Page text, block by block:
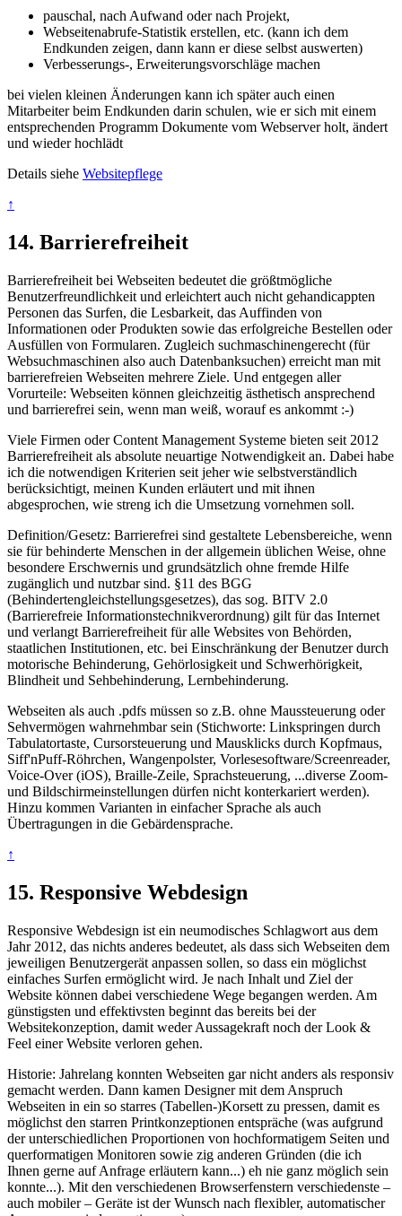
pauschal, nach Aufwand oder nach Projekt,
Webseitenabrufe-Statistik erstellen, etc. (kann ich dem
Endkunden zeigen, dann kann er diese selbst auswerten)
Verbesserungs-, Erweiterungsvorschläge machen
bei vielen kleinen Änderungen kann ich später auch einen
Mitarbeiter beim Endkunden darin schulen, wie er sich mit einem
entsprechenden Programm Dokumente vom Webserver holt, ändert
und wieder hochlädt
Details siehe Websitepflege
↑
14. Barrierefreiheit
Barrierefreiheit bei Webseiten bedeutet die größtmögliche
Benutzerfreundlichkeit und erleichtert auch nicht gehandicappten
Personen das Surfen, die Lesbarkeit, das Auffinden von
Informationen oder Produkten sowie das erfolgreiche Bestellen oder
Ausfüllen von Formularen. Zugleich suchmaschinengerecht (für
Websuchmaschinen also auch Datenbanksuchen) erreicht man mit
barrierefreien Webseiten mehrere Ziele. Und entgegen aller
Vorurteile: Webseiten können gleichzeitig ästhetisch ansprechend
und barrierefrei sein, wenn man weiß, worauf es ankommt :-)
Viele Firmen oder Content Management Systeme bieten seit 2012
Barrierefreiheit als absolute neuartige Notwendigkeit an. Dabei habe
ich die notwendigen Kriterien seit jeher wie selbstverständlich
berücksichtigt, meinen Kunden erläutert und mit ihnen
abgesprochen, wie streng ich die Umsetzung vornehmen soll.
Definition/Gesetz: Barrierefrei sind gestaltete Lebensbereiche, wenn
sie für behinderte Menschen in der allgemein üblichen Weise, ohne
besondere Erschwernis und grundsätzlich ohne fremde Hilfe
zugänglich und nutzbar sind. §11 des BGG
(Behindertengleichstellungsgesetzes), das sog. BITV 2.0
(Barrierefreie Informationstechnikverordnung) gilt für das Internet
und verlangt Barrierefreiheit für alle Websites von Behörden,
staatlichen Institutionen, etc. bei Einschränkung der Benutzer durch
motorische Behinderung, Gehörlosigkeit und Schwerhörigkeit,
Blindheit und Sehbehinderung, Lernbehinderung.
Webseiten als auch .pdfs müssen so z.B. ohne Maussteuerung oder
Sehvermögen wahrnehmbar sein (Stichworte: Linkspringen durch
Tabulatortaste, Cursorsteuerung und Mausklicks durch Kopfmaus,
Siff'nPuff-Röhrchen, Wangenpolster, Vorlesesoftware/Screenreader,
Voice-Over (iOS), Braille-Zeile, Sprachsteuerung, ...diverse Zoom-
und Bildschirmeinstellungen dürfen nicht konterkariert werden).
Hinzu kommen Varianten in einfacher Sprache als auch
Übertragungen in die Gebärdensprache.
↑
15. Responsive Webdesign
Responsive Webdesign ist ein neumodisches Schlagwort aus dem
Jahr 2012, das nichts anderes bedeutet, als dass sich Webseiten dem
jeweiligen Benutzergerät anpassen sollen, so dass ein möglichst
einfaches Surfen ermöglicht wird. Je nach Inhalt und Ziel der
Website können dabei verschiedene Wege begangen werden. Am
günstigsten und effektivsten beginnt das bereits bei der
Websitekonzeption, damit weder Aussagekraft noch der Look &
Feel einer Website verloren gehen.
Historie: Jahrelang konnten Webseiten gar nicht anders als responsiv
gemacht werden. Dann kamen Designer mit dem Anspruch
Webseiten in ein so starres (Tabellen-)Korsett zu pressen, damit es
möglichst den starren Printkonzeptionen entspräche (was aufgrund
der unterschiedlichen Proportionen von hochformatigem Seiten und
querformatigen Monitoren sowie zig anderen Gründen (die ich
Ihnen gerne auf Anfrage erläutern kann...) eh nie ganz möglich sein
konnte...). Mit den verschiedenen Browserfenstern verschiedenste –
auch mobiler – Geräte ist der Wunsch nach flexibler, automatischer